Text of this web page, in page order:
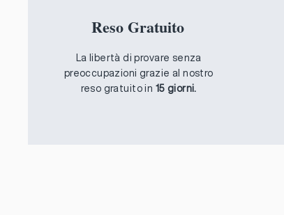
Reso Gratuito
La libertà di provare senza
preoccupazioni grazie al nostro
reso gratuito in 15 giorni.